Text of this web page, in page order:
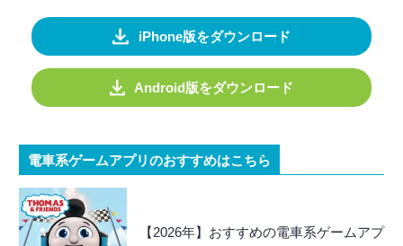
iPhone版をダウンロード
Android版をダウンロード
電車系ゲームアプリのおすすめはこちら
【2026年】おすすめの電車系ゲームアプ